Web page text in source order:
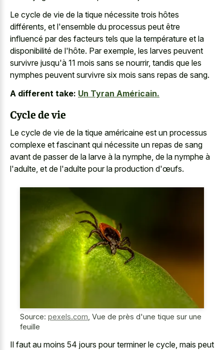
Le cycle de vie de la tique nécessite trois hôtes
différents, et l'ensemble du processus peut être
influencé par des facteurs tels que la température et la
disponibilité de l'hôte. Par exemple, les larves peuvent
survivre jusqu'à 11 mois sans se nourrir, tandis que les
nymphes peuvent survivre six mois sans repas de sang.
A different take: Un Tyran Américain.
Cycle de vie
Le cycle de vie de la tique américaine est un processus
complexe et fascinant qui nécessite un repas de sang
avant de passer de la larve à la nymphe, de la nymphe à
l'adulte, et de l'adulte pour la production d'œufs.
Source: pexels.com, Vue de près d'une tique sur une
feuille
Il faut au moins 54 jours pour terminer le cycle, mais peut